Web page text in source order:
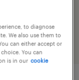
& technician
to diagnose
We also use them to
can either accept or
You can
is in our cookie